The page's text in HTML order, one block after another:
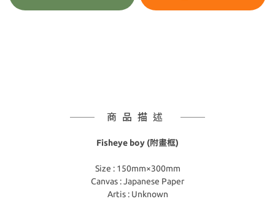
商品描述
Fisheye boy (附畫框)
Size : 150mm×300mm
Canvas : Japanese Paper
Artis : Unknown